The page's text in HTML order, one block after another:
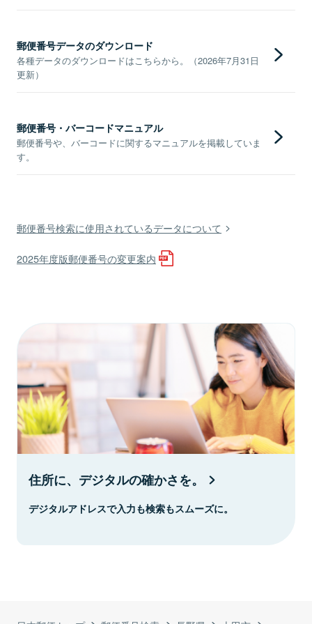
郵便番号データのダウンロード
各種データのダウンロードはこちらから。（2026年7月31日
更新）
郵便番号・バーコードマニュアル
郵便番号や、バーコードに関するマニュアルを掲載していま
す。
郵便番号検索に使用されているデータについて
2025年度版郵便番号の変更案内
住所に、デジタルの確かさを。
デジタルアドレスで入力も検索もスムーズに。